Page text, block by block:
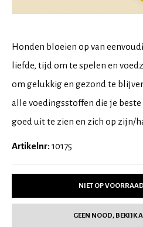
Honden bloeien op van
liefde, tijd om te spelen en
om gelukkig en gezond te
alle voedingsstoffen die je
goed uit te zien en zich op zijn/
Artikelnr: 10175
NIET OP
GEEN NOOD, BEKIJK